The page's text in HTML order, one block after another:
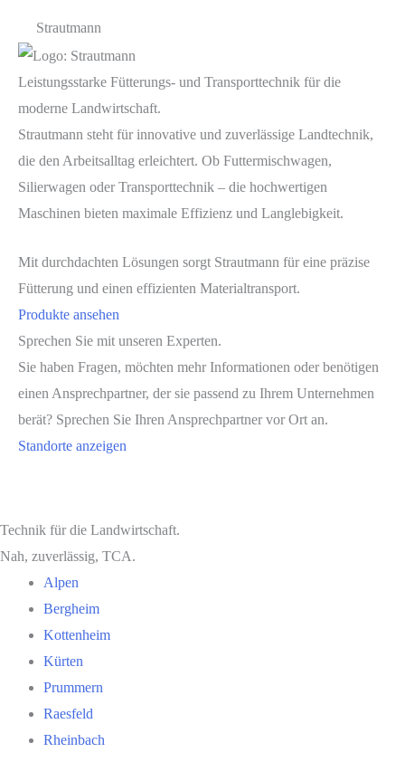
Strautmann
Leistungsstarke Fütterungs- und Transporttechnik für die
moderne Landwirtschaft.
Strautmann steht für innovative und zuverlässige Landtechnik,
die den Arbeitsalltag erleichtert. Ob Futtermischwagen,
Silierwagen oder Transporttechnik – die hochwertigen
Maschinen bieten maximale Effizienz und Langlebigkeit.
Mit durchdachten Lösungen sorgt Strautmann für eine präzise
Fütterung und einen effizienten Materialtransport.
Produkte ansehen
Sprechen Sie mit unseren Experten.
Sie haben Fragen, möchten mehr Informationen oder benötigen
einen Ansprechpartner, der sie passend zu Ihrem Unternehmen
berät? Sprechen Sie Ihren Ansprechpartner vor Ort an.
Standorte anzeigen
Technik für die Landwirtschaft.
Nah, zuverlässig, TCA.
Alpen
Bergheim
Kottenheim
Kürten
Prummern
Raesfeld
Rheinbach